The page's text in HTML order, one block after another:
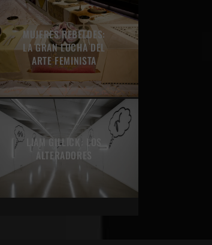
MUJERES REBELDES:
LA GRAN LUCHA DEL
ARTE FEMINISTA
LIAM GILLICK: LOS
ALTERADORES